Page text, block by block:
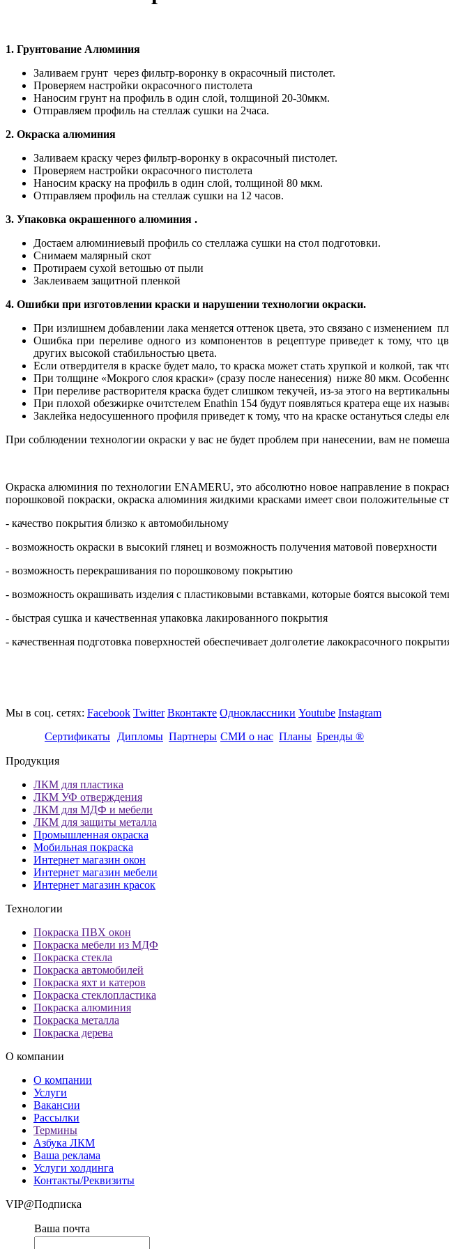
1. Грунтование Алюминия
Заливаем грунт через фильтр-воронку в окрасочный пистолет.
Проверяем настройки окрасочного пистолета
Наносим грунт на профиль в один слой, толщиной 20-30мкм.
Отправляем профиль на стеллаж сушки на 2часа.
2. Окраска алюминия
Заливаем краску через фильтр-воронку в окрасочный пистолет.
Проверяем настройки окрасочного пистолета
Наносим краску на профиль в один слой, толщиной 80 мкм.
Отправляем профиль на стеллаж сушки на 12 часов.
3. Упаковка окрашенного алюминия .
Достаем алюминиевый профиль со стеллажа сушки на стол подготовки.
Снимаем малярный скот
Протираем сухой ветошью от пыли
Заклеиваем защитной пленкой
4. Ошибки при изготовлении краски и нарушении технологии окраски.
При излишнем добавлении лака меняется оттенок цвета, это связано с изменением
Ошибка при переливе одного из компонентов в рецептуре приведет к тому, что
других высокой стабильностью цвета.
Если отвердителя в краске будет мало, то краска может стать хрупкой и колкой, так
При толщине «Мокрого слоя краски» (сразу после нанесения) ниже 80 мкм.
При переливе растворителя краска будет слишком текучей, из-за этого на
При плохой обезжирке очитстелем Enathin 154 будут появляться кратера еще их
Заклейка недосушенного профиля приведет к тому, что на краске остануться следы
При соблюдении технологии окраски у вас не будет проблем при нанесении, вам не
Окраска алюминия по технологии ENAMERU, это абсолютно новое направление в
порошковой покраски, окраска алюминия жидкими красками имеет свои положительные
- качество покрытия близко к автомобильному
- возможность окраски в высокий глянец и возможность получения матовой поверхности
- возможность перекрашивания по порошковому покрытию
- возможность окрашивать изделия с пластиковыми вставками, которые боятся высокой
- быстрая сушка и качественная упаковка лакированного покрытия
- качественная подготовка поверхностей обеспечивает долголетие лакокрасочного
Мы в соц. сетях: Facebook Twitter Вконтакте Одноклассники Youtube Instagram
Сертификаты
Дипломы Партнеры СМИ о нас Планы Бренды ®
Продукция
ЛКМ для пластика
ЛКМ УФ отверждения
ЛКМ для МДФ и мебели
ЛКМ для защиты металла
Промышленная окраска
Мобильная покраска
Интернет магазин окон
Интернет магазин мебели
Интернет магазин красок
Технологии
Покраска ПВХ окон
Покраска мебели из МДФ
Покраска стекла
Покраска автомобилей
Покраска яхт и катеров
Покраска стеклопластика
Покраска алюминия
Покраска металла
Покраска дерева
О компании
О компании
Услуги
Вакансии
Рассылки
Термины
Азбука ЛКМ
Ваша реклама
Услуги холдинга
Контакты/Реквизиты
VIP@Подписка
Ваша почта